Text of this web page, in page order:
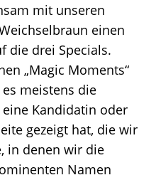
mit unseren
einen
die drei Specials.
„Magic Moments“
meistens die
Kandidatin oder
gezeigt hat, die wir
in denen wir die
Namen